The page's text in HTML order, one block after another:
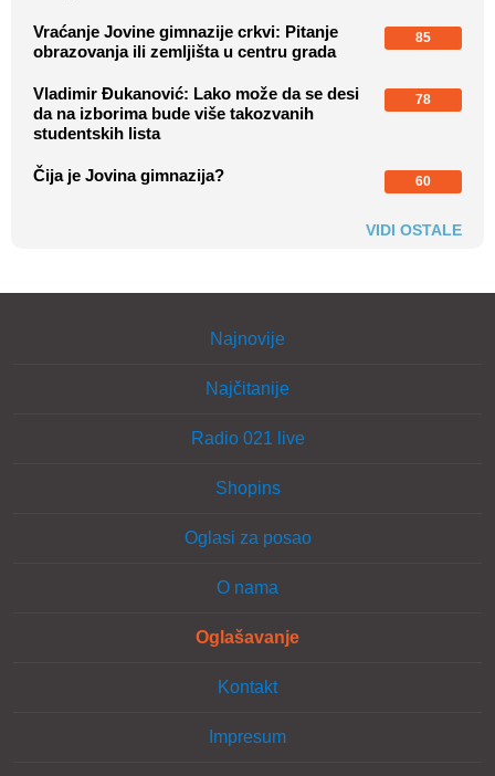
Vraćanje Jovine gimnazije crkvi: Pitanje
obrazovanja ili zemljišta u centru grada
85
Vladimir Đukanović: Lako može da se desi
da na izborima bude više takozvanih
studentskih lista
78
Čija je Jovina gimnazija? 60
VIDI OSTALE
Najnovije
Najčitanije
Radio 021 live
Shopins
Oglasi za posao
O nama
Oglašavanje
Kontakt
Impresum